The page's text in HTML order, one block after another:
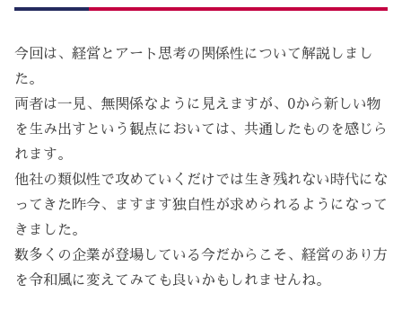
今回は、経営とアート思考の関係性について解説しまし
た。
両者は一見、無関係なように見えますが、0から新しい物
を生み出すという観点においては、共通したものを感じら
れます。
他社の類似性で攻めていくだけでは生き残れない時代にな
ってきた昨今、ますます独自性が求められるようになって
きました。
数多くの企業が登場している今だからこそ、経営のあり方
を令和風に変えてみても良いかもしれませんね。